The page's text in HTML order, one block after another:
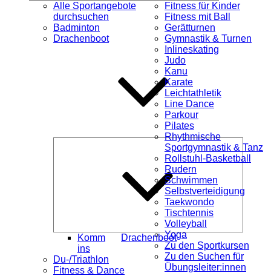
Alle Sportangebote
durchsuchen
Badminton
Drachenboot
öffnen
Komm
ins
Drachenboot
Du-/Triathlon
Fitness & Dance
Fitness für Kinder
Fitness mit Ball
Gerätturnen
Gymnastik & Turnen
Inlineskating
Judo
Kanu
Karate
Leichtathletik
Line Dance
Parkour
Pilates
Rhythmische
Sportgymnastik & Tanz
Rollstuhl-Basketball
Rudern
Schwimmen
Selbstverteidigung
Taekwondo
Tischtennis
Volleyball
Yoga
Zu den Sportkursen
Zu den Suchen für
Übungsleiter:innen